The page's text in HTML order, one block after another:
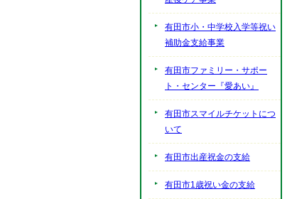
有田市小・中学校入学等祝い
補助金支給事業
有田市ファミリー・サポー
ト・センター『愛あい』
有田市スマイルチケットにつ
いて
有田市出産祝金の支給
有田市1歳祝い金の支給